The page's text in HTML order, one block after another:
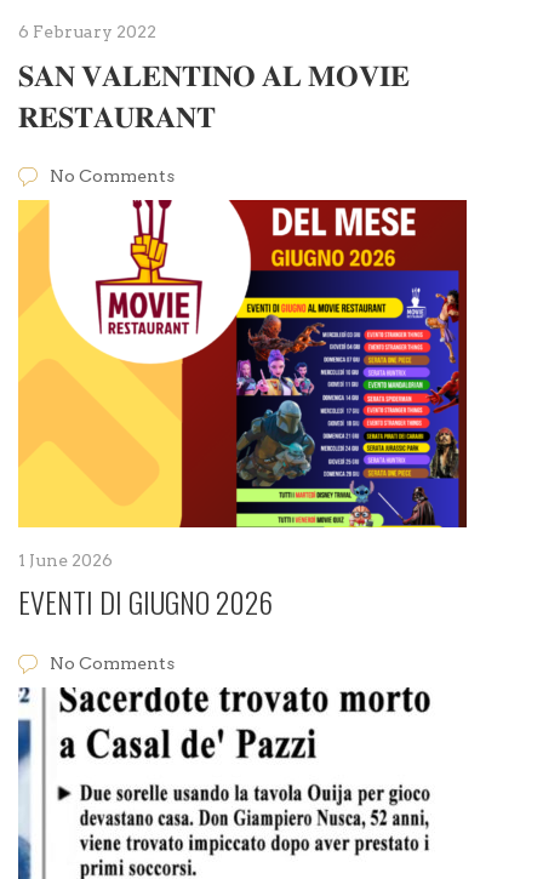
6 February 2022
𝐒𝐀𝐍 𝐕𝐀𝐋𝐄𝐍𝐓𝐈𝐍𝐎 𝐀𝐋 𝐌𝐎𝐕𝐈𝐄
𝐑𝐄𝐒𝐓𝐀𝐔𝐑𝐀𝐍𝐓
No Comments
1 June 2026
EVENTI DI GIUGNO 2026
No Comments